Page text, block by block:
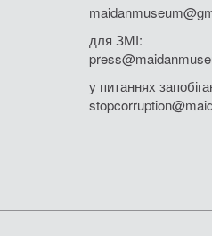
для ЗМІ:
у питаннях